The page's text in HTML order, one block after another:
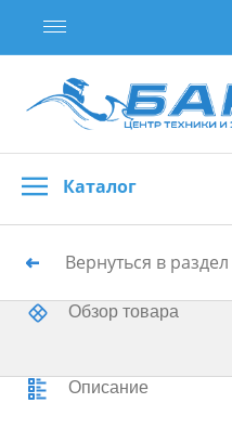
Каталог
Вернуться в раздел
Обзор товара
Описание